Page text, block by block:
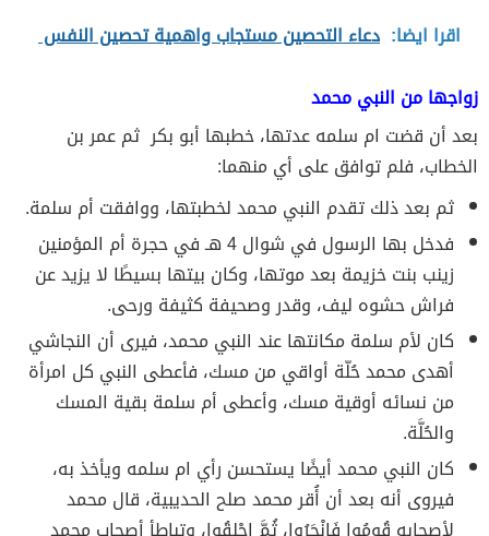
اقرا ايضا: دعاء التحصين مستجاب واهمية تحصين النفس
زواجها من النبي محمد
بعد أن قضت ام سلمه عدتها، خطبها أبو بكر ثم عمر بن
الخطاب، فلم توافق على أي منهما:
ثم بعد ذلك تقدم النبي محمد لخطبتها، ووافقت أم سلمة.
فدخل بها الرسول في شوال 4 هـ في حجرة أم المؤمنين
زينب بنت خزيمة بعد موتها، وكان بيتها بسيطًا لا يزيد عن
فراش حشوه ليف، وقدر وصحيفة كثيفة ورحى.
كان لأم سلمة مكانتها عند النبي محمد، فيرى أن النجاشي
أهدى محمد حُلّة أواقي من مسك، فأعطى النبي كل امرأة
من نسائه أوقية مسك، وأعطى أم سلمة بقية المسك
والحُلَّة.
كان النبي محمد أيضًا يستحسن رأي ام سلمه ويأخذ به،
فيروى أنه بعد أن أُقر محمد صلح الحديبية، قال محمد